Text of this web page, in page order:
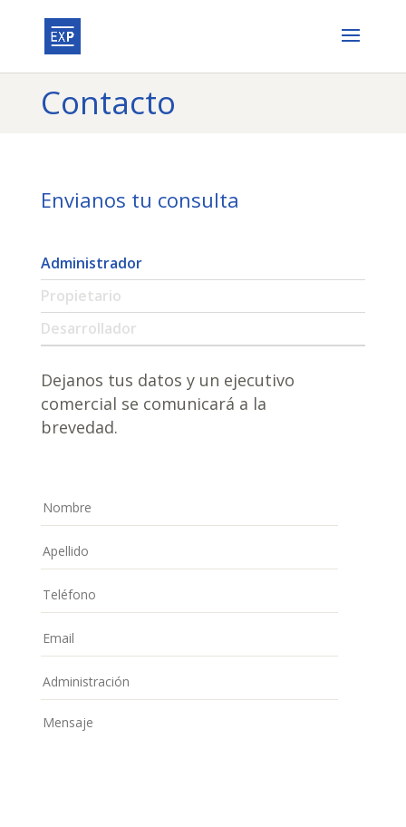
Contacto
Envianos tu consulta
Administrador
Propietario
Desarrollador
Dejanos tus datos y un ejecutivo
comercial se comunicará a la
brevedad.